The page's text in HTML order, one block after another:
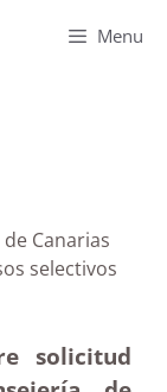
Menu
Canarias
selectivos
solicitud